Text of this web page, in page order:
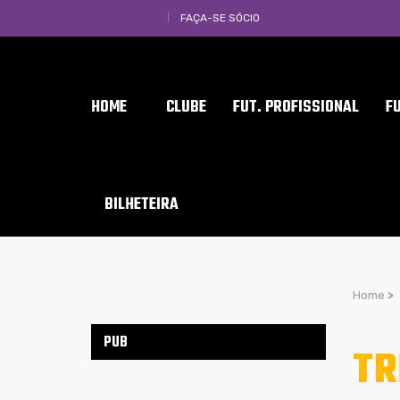
FAÇA-SE SÓCIO
HOME CLUBE FUT. PROFISSIONAL
BILHETEIRA
Home >
PUB